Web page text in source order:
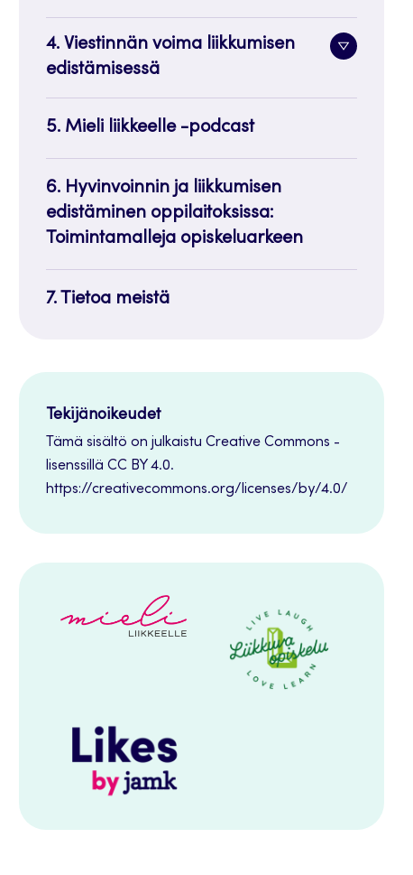
4. Viestinnän voima liikkumisen
edistämisessä
5. Mieli liikkeelle -podcast
6. Hyvinvoinnin ja liikkumisen
edistäminen oppilaitoksissa:
Toimintamalleja opiskeluarkeen
7. Tietoa meistä
Tekijänoikeudet
Tämä sisältö on julkaistu Creative Commons -
lisenssillä CC BY 4.0.
https://creativecommons.org/licenses/by/4.0/